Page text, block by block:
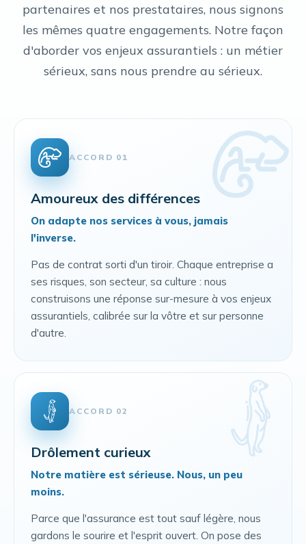
partenaires et nos prestataires, nous signons
les mêmes quatre engagements. Notre façon
d'aborder vos enjeux assurantiels : un métier
sérieux, sans nous prendre au sérieux.
ACCORD 01
Amoureux des différences
On adapte nos services à vous, jamais
l'inverse.
Pas de contrat sorti d'un tiroir. Chaque entreprise a
ses risques, son secteur, sa culture : nous
construisons une réponse sur-mesure à vos enjeux
assurantiels, calibrée sur la vôtre et sur personne
d'autre.
ACCORD 02
Drôlement curieux
Notre matière est sérieuse. Nous, un peu
moins.
Parce que l'assurance est tout sauf légère, nous
gardons le sourire et l'esprit ouvert. On pose des